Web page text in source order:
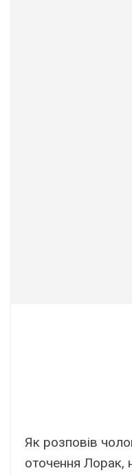
Як розповів
оточення Лорак,